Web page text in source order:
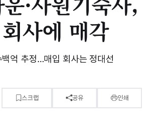
사에 매각
억 추정…매입 회사는 정대선
스크랩 공유 인쇄